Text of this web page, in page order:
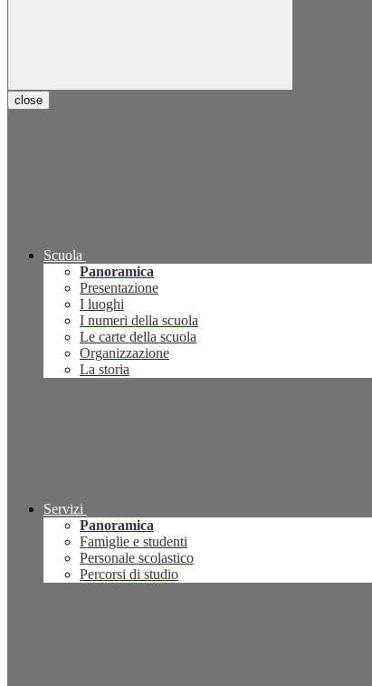
close
Scuola
Panoramica
Presentazione
I luoghi
I numeri della scuola
Le carte della scuola
Organizzazione
La storia
Servizi
Panoramica
Famiglie e studenti
Personale scolastico
Percorsi di studio